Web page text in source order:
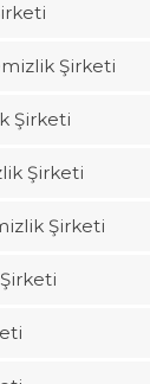
Şirketi
Şirketi
Şirketi
Şirketi